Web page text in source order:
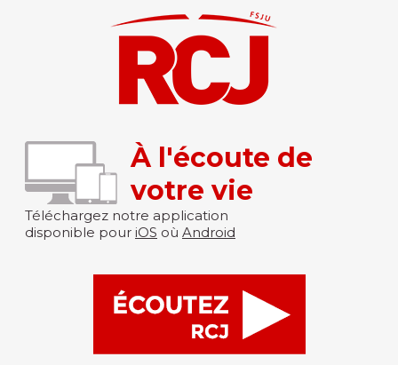
À l'écoute de
votre vie
Téléchargez notre application
disponible pour iOS où Android